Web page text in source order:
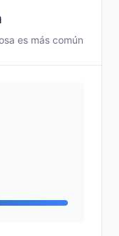
es más común